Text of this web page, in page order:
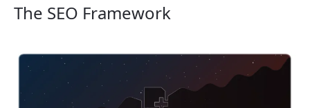
The SEO Framework